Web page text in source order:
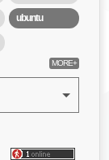
ubuntu
MORE+